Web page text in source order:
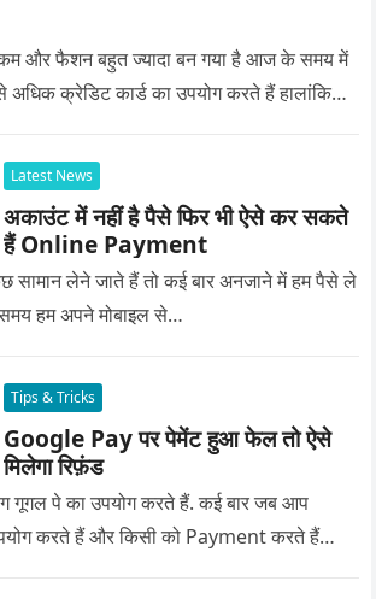
और फैशन बहुत ज्यादा बन गया है आज के समय में
अधिक क्रेडिट कार्ड का उपयोग करते हैं हालांकि…
Latest News
अकाउंट में नहीं है पैसे फिर भी ऐसे कर सकते
हैं Online Payment
सामान लेने जाते हैं तो कई बार अनजाने में हम पैसे ले
हम अपने मोबाइल से…
Tips & Tricks
Google Pay पर पेमेंट हुआ फेल तो ऐसे
मिलेगा रिफ़ंड
गूगल पे का उपयोग करते हैं. कई बार जब आप
करते हैं और किसी को Payment करते हैं…